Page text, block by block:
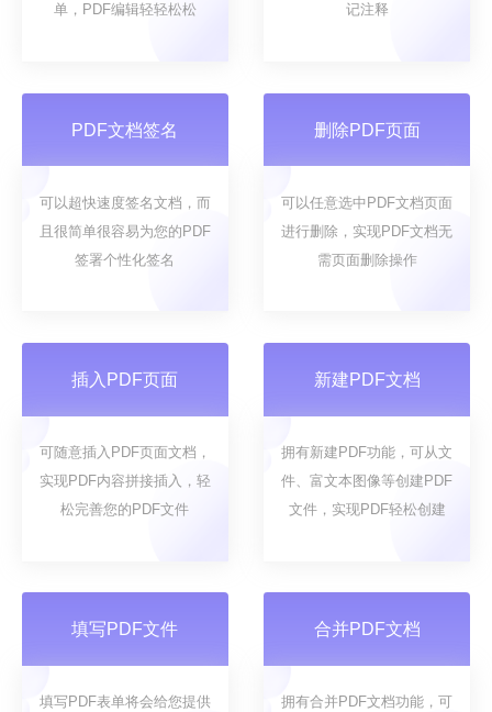
单，PDF编辑轻轻松松
记注释
PDF文档签名
可以超快速度签名文档，而
且很简单很容易为您的PDF
签署个性化签名
删除PDF页面
可以任意选中PDF文档页面
进行删除，实现PDF文档无
需页面删除操作
插入PDF页面
可随意插入PDF页面文档，
实现PDF内容拼接插入，轻
松完善您的PDF文件
新建PDF文档
拥有新建PDF功能，可从文
件、富文本图像等创建PDF
文件，实现PDF轻松创建
填写PDF文件
填写PDF表单将会给您提供
合并PDF文档
拥有合并PDF文档功能，可